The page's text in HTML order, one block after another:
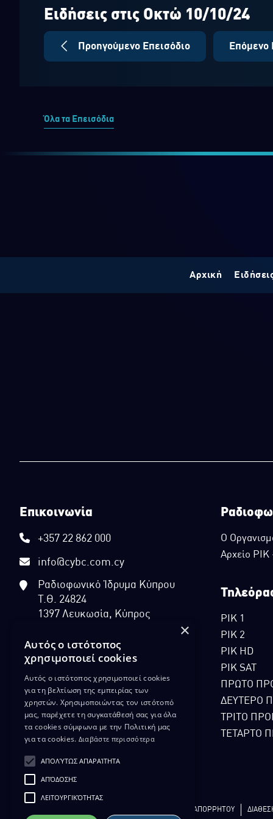
Ειδήσεις στις Οκτώ 10/10/24
Προηγούμενο Επεισόδιο Επόμενο
Όλα τα Επεισόδια
Αρχική
Επικοινωνία
+357 22 862 000
info@cybc.com.cy
Ραδιοφωνικό Ίδρυμα Κύπρου
Τ.Θ. 24824
1397 Λευκωσία, Κύπρος
Ο
Αρχείο
ΡΙΚ 1
ΡΙΚ 2
ΡΙΚ HD
ΡΙΚ SAT
ΠΡΩΤΟ
ΔΕΥΤΕΡΟ
ΤΡΙΤΟ
ΤΕΤΑΡΤΟ
ΠΟΛΙΤΙΚΗ ΑΠΟΡΡΗΤΟΥ
×
Αυτός ο ιστότοπος
χρησιμοποιεί cookies
Αυτός ο ιστότοπος χρησιμοποιεί cookies
για τη βελτίωση της εμπειρίας των
χρηστών. Χρησιμοποιώντας τον ιστότοπό
μας, παρέχετε τη συγκατάθεσή σας για όλα
τα cookies σύμφωνα με την Πολιτική μας
για τα cookies. Διαβάστε περισσότερα
ΑΠΟΛΎΤΩΣ ΑΠΑΡΑΊΤΗΤΑ
ΑΠΌΔΟΣΗΣ
ΛΕΙΤΟΥΡΓΙΚΌΤΗΤΑΣ